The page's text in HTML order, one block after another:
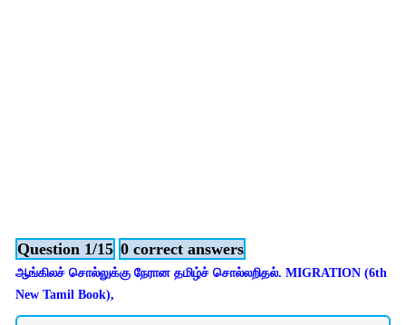
Question 1/15 0 correct answers
ஆங்கிலச் சொல்லுக்கு நேரான தமிழ்ச் சொல்லறிதல். MIGRATION (6th
New Tamil Book),